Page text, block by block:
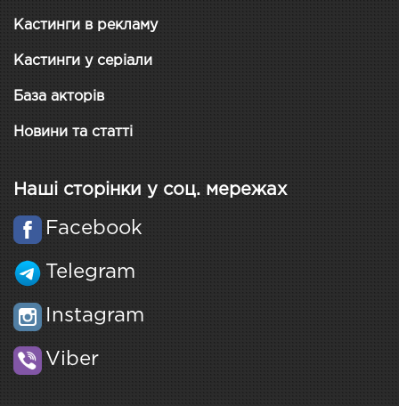
Кастинги в рекламу
Кастинги у серіали
База акторів
Новини та статті
Наші сторінки у соц. мережах
Facebook
Telegram
Instagram
Viber